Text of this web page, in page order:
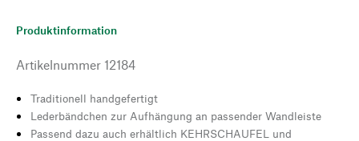
Produktinformation
Artikelnummer 12184
Traditionell handgefertigt
Lederbändchen zur Aufhängung an passender Wandleiste
Passend dazu auch erhältlich KEHRSCHAUFEL und